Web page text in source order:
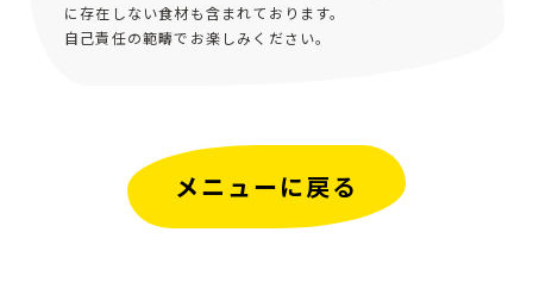
に存在しない食材も含まれております。
自己責任の範疇でお楽しみください。
メニューに戻る